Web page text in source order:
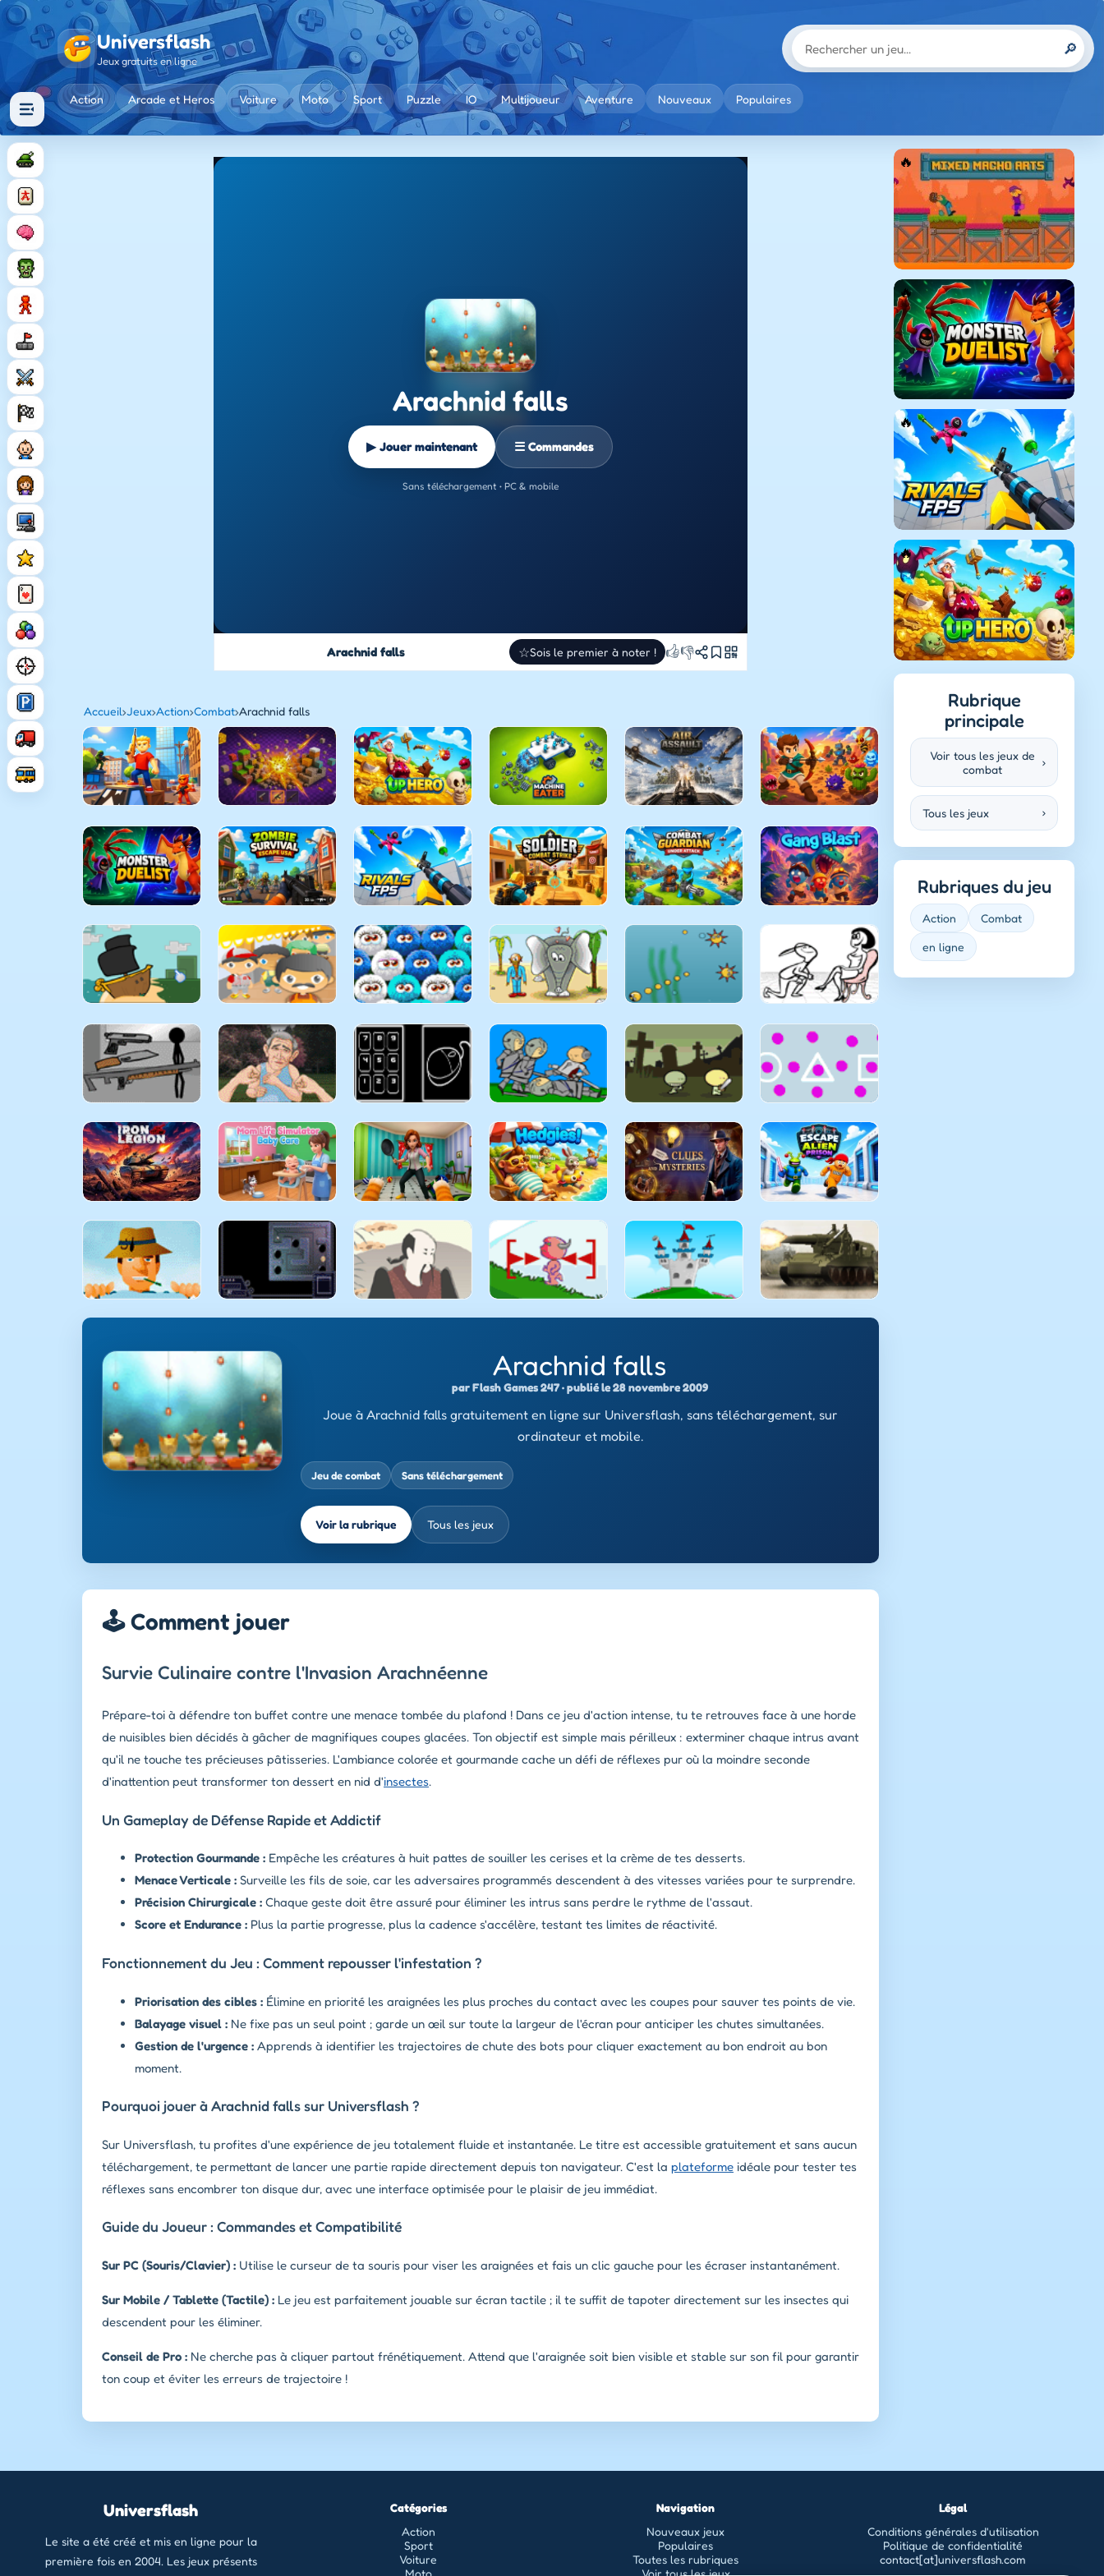
Universflash
Jeux gratuits en ligne
🔎
Action Arcade et Heros Voiture Moto Sport Puzzle IO Multijoueur Aventure Nouveaux Populaires
Arachnid falls
▶ Jouer maintenant ☰ Commandes
Sans téléchargement • PC & mobile
Arachnid falls ☆Sois le premier à noter ! 👍👎
Accueil›Jeux›Action›Combat›Arachnid falls
Arachnid falls
par Flash Games 247 · publié le 28 novembre 2009
Joue à Arachnid falls gratuitement en ligne sur Universflash, sans téléchargement, sur
ordinateur et mobile.
Jeu de combat Sans téléchargement
Voir la rubrique Tous les jeux
🕹️ Comment jouer
Survie Culinaire contre l'Invasion Arachnéenne
Prépare-toi à défendre ton buffet contre une menace tombée du plafond ! Dans ce jeu d'action intense, tu te retrouves face à une horde
de nuisibles bien décidés à gâcher de magnifiques coupes glacées. Ton objectif est simple mais périlleux : exterminer chaque intrus avant
qu'il ne touche tes précieuses pâtisseries. L'ambiance colorée et gourmande cache un défi de réflexes pur où la moindre seconde
d'inattention peut transformer ton dessert en nid d'insectes.
Un Gameplay de Défense Rapide et Addictif
Protection Gourmande : Empêche les créatures à huit pattes de souiller les cerises et la crème de tes desserts.
Menace Verticale : Surveille les fils de soie, car les adversaires programmés descendent à des vitesses variées pour te surprendre.
Précision Chirurgicale : Chaque geste doit être assuré pour éliminer les intrus sans perdre le rythme de l'assaut.
Score et Endurance : Plus la partie progresse, plus la cadence s'accélère, testant tes limites de réactivité.
Fonctionnement du Jeu : Comment repousser l'infestation ?
Priorisation des cibles : Élimine en priorité les araignées les plus proches du contact avec les coupes pour sauver tes points de vie.
Balayage visuel : Ne fixe pas un seul point ; garde un œil sur toute la largeur de l'écran pour anticiper les chutes simultanées.
Gestion de l'urgence : Apprends à identifier les trajectoires de chute des bots pour cliquer exactement au bon endroit au bon
moment.
Pourquoi jouer à Arachnid falls sur Universflash ?
Sur Universflash, tu profites d'une expérience de jeu totalement fluide et instantanée. Le titre est accessible gratuitement et sans aucun
téléchargement, te permettant de lancer une partie rapide directement depuis ton navigateur. C'est la plateforme idéale pour tester tes
réflexes sans encombrer ton disque dur, avec une interface optimisée pour le plaisir de jeu immédiat.
Guide du Joueur : Commandes et Compatibilité
Sur PC (Souris/Clavier) : Utilise le curseur de ta souris pour viser les araignées et fais un clic gauche pour les écraser instantanément.
Sur Mobile / Tablette (Tactile) : Le jeu est parfaitement jouable sur écran tactile ; il te suffit de tapoter directement sur les insectes qui
descendent pour les éliminer.
Conseil de Pro : Ne cherche pas à cliquer partout frénétiquement. Attend que l'araignée soit bien visible et stable sur son fil pour garantir
ton coup et éviter les erreurs de trajectoire !
Rubrique
principale
Voir tous les jeux de
combat
›
Tous les jeux ›
Rubriques du jeu
Action Combat
en ligne
Universflash
Le site a été créé et mis en ligne pour la
première fois en 2004. Les jeux présents
Catégories
Action
Sport
Voiture
Moto
Navigation
Nouveaux jeux
Populaires
Toutes les rubriques
Voir tous les jeux
Légal
Conditions générales d'utilisation
Politique de confidentialité
contact[at]universflash.com